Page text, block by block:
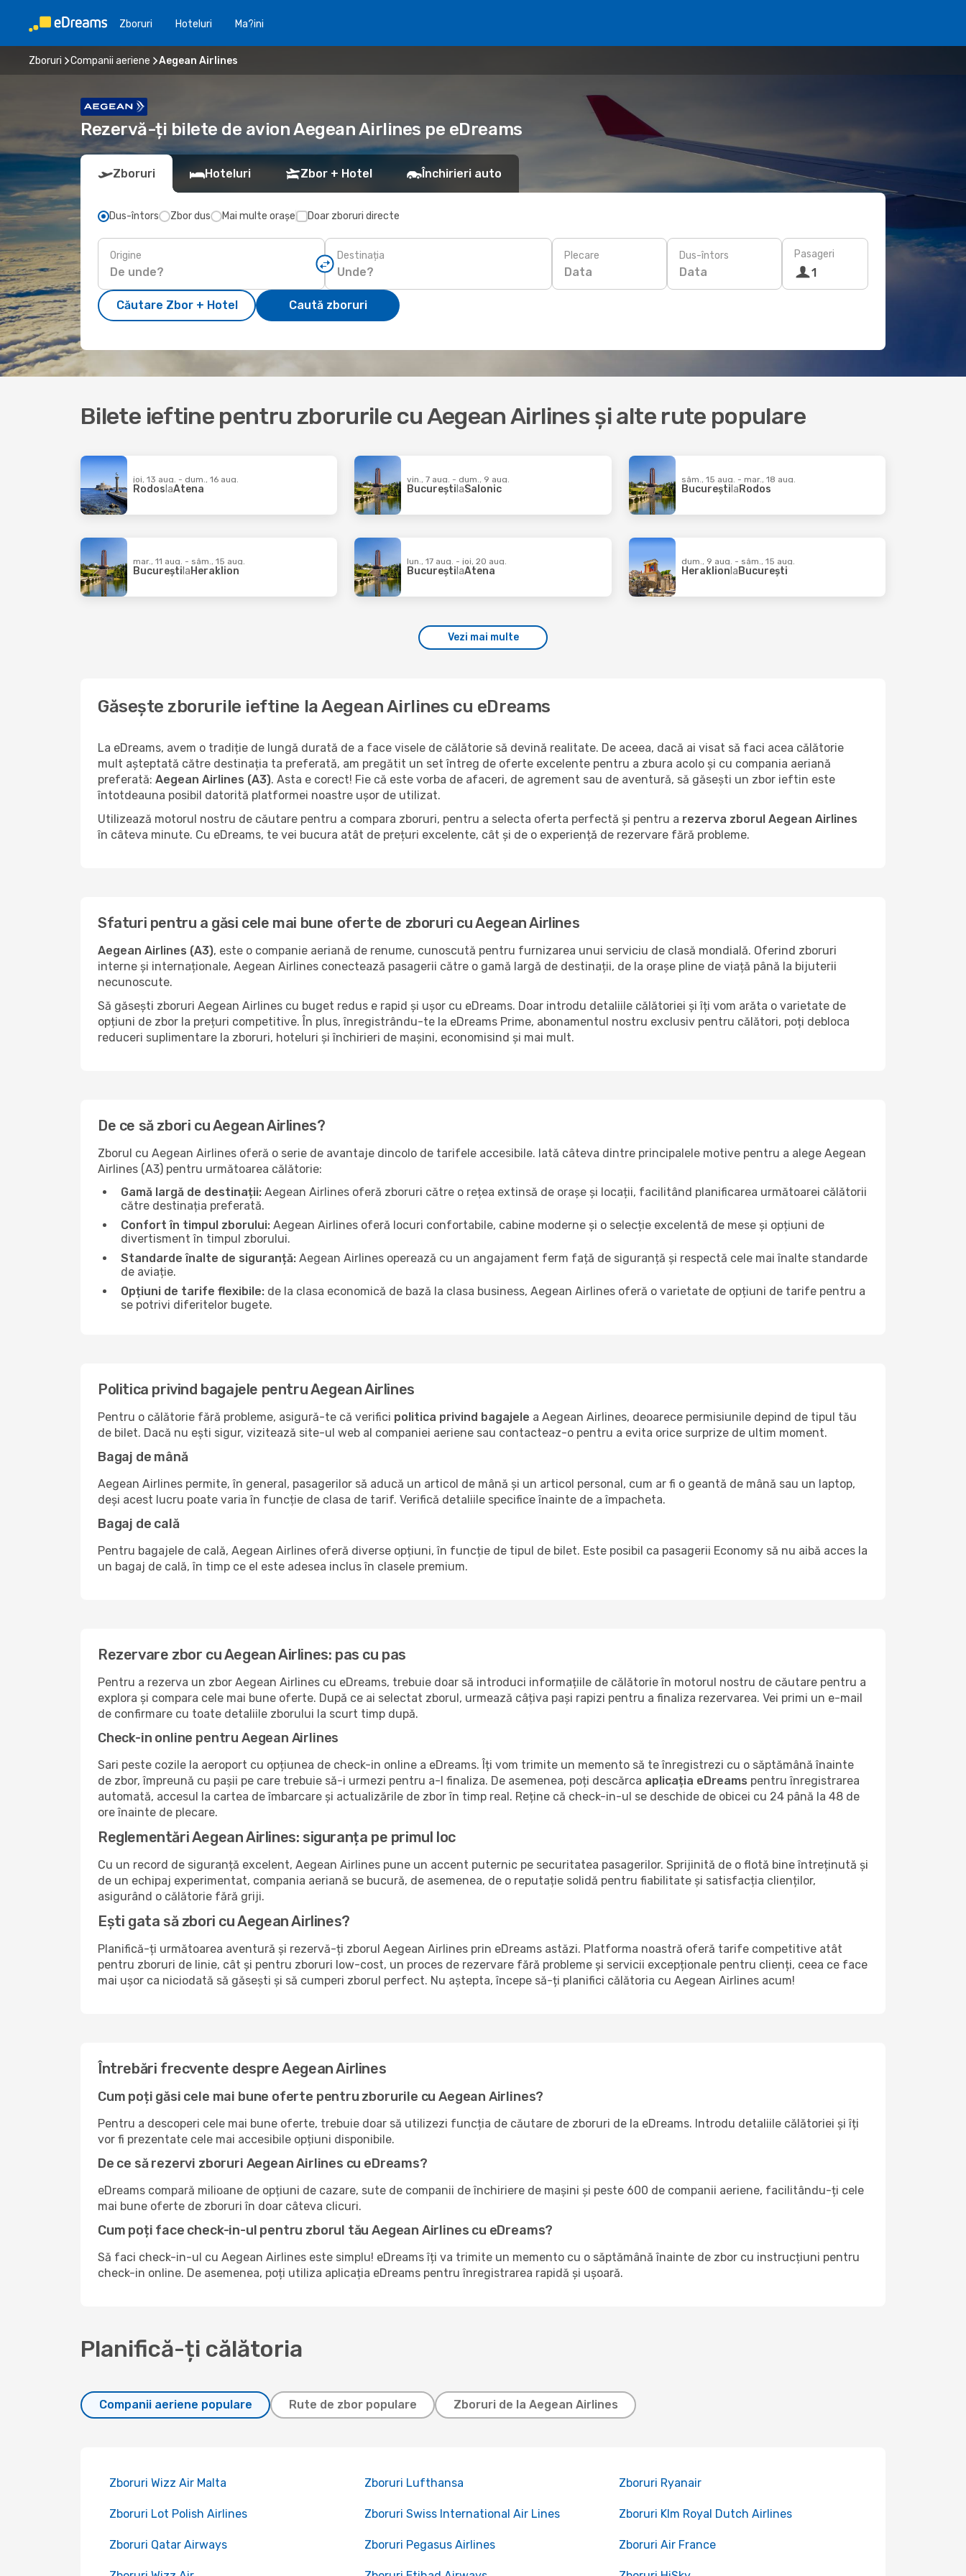
Zboruri Hoteluri Ma?ini
Zboruri Companii aeriene Aegean Airlines
Rezervă-ți bilete de avion Aegean Airlines pe eDreams
Zboruri Hoteluri Zbor + Hotel Închirieri auto
Dus-întors Zbor dus Mai multe orașe Doar zboruri directe
Origine Destinația Plecare
Data
Dus-întors
Data
Pasageri
1
Căutare Zbor + Hotel Caută zboruri
Bilete ieftine pentru zborurile cu Aegean Airlines și alte rute populare
joi, 13 aug. - dum., 16 aug.
Rodos laAtena
vin., 7 aug. - dum., 9 aug.
București laSalonic
sâm., 15 aug. - mar., 18 aug.
București laRodos
mar., 11 aug. - sâm., 15 aug.
București laHeraklion
lun., 17 aug. - joi, 20 aug.
București laAtena
dum., 9 aug. - sâm., 15 aug.
Heraklion la București
Vezi mai multe
Găsește zborurile ieftine la Aegean Airlines cu eDreams
La eDreams, avem o tradiție de lungă durată de a face visele de călătorie să devină realitate. De aceea, dacă ai visat să faci acea călătorie
mult așteptată către destinația ta preferată, am pregătit un set întreg de oferte excelente pentru a zbura acolo și cu compania aeriană
preferată: Aegean Airlines (A3). Asta e corect! Fie că este vorba de afaceri, de agrement sau de aventură, să găsești un zbor ieftin este
întotdeauna posibil datorită platformei noastre ușor de utilizat.
Utilizează motorul nostru de căutare pentru a compara zboruri, pentru a selecta oferta perfectă și pentru a rezerva zborul Aegean Airlines
în câteva minute. Cu eDreams, te vei bucura atât de prețuri excelente, cât și de o experiență de rezervare fără probleme.
Sfaturi pentru a găsi cele mai bune oferte de zboruri cu Aegean Airlines
Aegean Airlines (A3), este o companie aeriană de renume, cunoscută pentru furnizarea unui serviciu de clasă mondială. Oferind zboruri
interne și internaționale, Aegean Airlines conectează pasagerii către o gamă largă de destinații, de la orașe pline de viață până la bijuterii
necunoscute.
Să găsești zboruri Aegean Airlines cu buget redus e rapid și ușor cu eDreams. Doar introdu detaliile călătoriei și îți vom arăta o varietate de
opțiuni de zbor la prețuri competitive. În plus, înregistrându-te la eDreams Prime, abonamentul nostru exclusiv pentru călători, poți debloca
reduceri suplimentare la zboruri, hoteluri și închirieri de mașini, economisind și mai mult.
De ce să zbori cu Aegean Airlines?
Zborul cu Aegean Airlines oferă o serie de avantaje dincolo de tarifele accesibile. Iată câteva dintre principalele motive pentru a alege Aegean
Airlines (A3) pentru următoarea călătorie:
Gamă largă de destinații: Aegean Airlines oferă zboruri către o rețea extinsă de orașe și locații, facilitând planificarea următoarei călătorii
către destinația preferată.
Confort în timpul zborului: Aegean Airlines oferă locuri confortabile, cabine moderne și o selecție excelentă de mese și opțiuni de
divertisment în timpul zborului.
Standarde înalte de siguranță: Aegean Airlines operează cu un angajament ferm față de siguranță și respectă cele mai înalte standarde
de aviație.
Opțiuni de tarife flexibile: de la clasa economică de bază la clasa business, Aegean Airlines oferă o varietate de opțiuni de tarife pentru a
se potrivi diferitelor bugete.
Politica privind bagajele pentru Aegean Airlines
Pentru o călătorie fără probleme, asigură-te că verifici politica privind bagajele a Aegean Airlines, deoarece permisiunile depind de tipul tău
de bilet. Dacă nu ești sigur, vizitează site-ul web al companiei aeriene sau contacteaz-o pentru a evita orice surprize de ultim moment.
Bagaj de mână
Aegean Airlines permite, în general, pasagerilor să aducă un articol de mână și un articol personal, cum ar fi o geantă de mână sau un laptop,
deși acest lucru poate varia în funcție de clasa de tarif. Verifică detaliile specifice înainte de a împacheta.
Bagaj de cală
Pentru bagajele de cală, Aegean Airlines oferă diverse opțiuni, în funcție de tipul de bilet. Este posibil ca pasagerii Economy să nu aibă acces la
un bagaj de cală, în timp ce el este adesea inclus în clasele premium.
Rezervare zbor cu Aegean Airlines: pas cu pas
Pentru a rezerva un zbor Aegean Airlines cu eDreams, trebuie doar să introduci informațiile de călătorie în motorul nostru de căutare pentru a
explora și compara cele mai bune oferte. După ce ai selectat zborul, urmează câțiva pași rapizi pentru a finaliza rezervarea. Vei primi un e-mail
de confirmare cu toate detaliile zborului la scurt timp după.
Check-in online pentru Aegean Airlines
Sari peste cozile la aeroport cu opțiunea de check-in online a eDreams. Îți vom trimite un memento să te înregistrezi cu o săptămână înainte
de zbor, împreună cu pașii pe care trebuie să-i urmezi pentru a-l finaliza. De asemenea, poți descărca aplicația eDreams pentru înregistrarea
automată, accesul la cartea de îmbarcare și actualizările de zbor în timp real. Reține că check-in-ul se deschide de obicei cu 24 până la 48 de
ore înainte de plecare.
Reglementări Aegean Airlines: siguranța pe primul loc
Cu un record de siguranță excelent, Aegean Airlines pune un accent puternic pe securitatea pasagerilor. Sprijinită de o flotă bine întreținută și
de un echipaj experimentat, compania aeriană se bucură, de asemenea, de o reputație solidă pentru fiabilitate și satisfacția clienților,
asigurând o călătorie fără griji.
Ești gata să zbori cu Aegean Airlines?
Planifică-ți următoarea aventură și rezervă-ți zborul Aegean Airlines prin eDreams astăzi. Platforma noastră oferă tarife competitive atât
pentru zboruri de linie, cât și pentru zboruri low-cost, un proces de rezervare fără probleme și servicii excepționale pentru clienți, ceea ce face
mai ușor ca niciodată să găsești și să cumperi zborul perfect. Nu aștepta, începe să-ți planifici călătoria cu Aegean Airlines acum!
Întrebări frecvente despre Aegean Airlines
Cum poți găsi cele mai bune oferte pentru zborurile cu Aegean Airlines?
Pentru a descoperi cele mai bune oferte, trebuie doar să utilizezi funcția de căutare de zboruri de la eDreams. Introdu detaliile călătoriei și îți
vor fi prezentate cele mai accesibile opțiuni disponibile.
De ce să rezervi zboruri Aegean Airlines cu eDreams?
eDreams compară milioane de opțiuni de cazare, sute de companii de închiriere de mașini și peste 600 de companii aeriene, facilitându-ți cele
mai bune oferte de zboruri în doar câteva clicuri.
Cum poți face check-in-ul pentru zborul tău Aegean Airlines cu eDreams?
Să faci check-in-ul cu Aegean Airlines este simplu! eDreams îți va trimite un memento cu o săptămână înainte de zbor cu instrucțiuni pentru
check-in online. De asemenea, poți utiliza aplicația eDreams pentru înregistrarea rapidă și ușoară.
Planifică-ți călătoria
Companii aeriene populare Rute de zbor populare Zboruri de la Aegean Airlines
Zboruri Wizz Air Malta Zboruri Lufthansa Zboruri Ryanair
Zboruri Lot Polish Airlines Zboruri Swiss International Air Lines Zboruri Klm Royal Dutch Airlines
Zboruri Qatar Airways Zboruri Pegasus Airlines Zboruri Air France